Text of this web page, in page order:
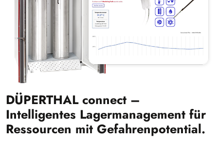
DÜPERTHAL connect –
Intelligentes Lagermanagement für
Ressourcen mit Gefahrenpotential.